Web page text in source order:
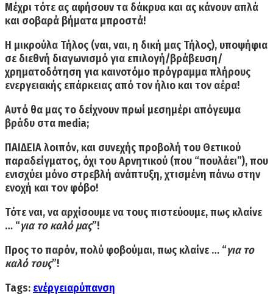
Μέχρι τότε ας αφήσουν τα δάκρυα και ας κάνουν απλά
και σοβαρά βήματα μπροστά!
Η μικρούλα Τήλος (ναι, ναι, η δική μας Τήλος), υποψήφια
σε διεθνή διαγωνισμό για επιλογή/βράβευση/
χρηματοδότηση για καινοτόμο πρόγραμμα πλήρους
ενεργειακής επάρκειας από τον ήλιο και τον αέρα!
Αυτό θα μας το δείχνουν πρωί μεσημέρι απόγευμα
βράδυ στα media;
ΠΑΙΔΕΙΑ λοιπόν, και συνεχής προβολή του Θετικού
παραδείγματος, όχι του Αρνητικού (που “πουλάει”), που
ενισχύει μόνο στρεβλή ανάπτυξη, χτισμένη πάνω στην
ενοχή και τον φόβο!
Τότε ναι, να αρχίσουμε να τους πιστεύουμε, πως κλαίνε
… “για το καλό μας”!
Προς το παρόν, πολύ φοβούμαι, πως κλαίνε … “για το
καλό τους”!
Tags: ενέργειαρύπανση